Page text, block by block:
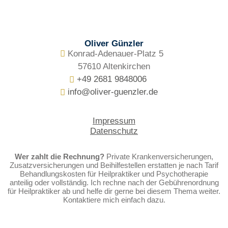
Oliver Günzler
Konrad-Adenauer-Platz 5
57610 Altenkirchen
+49 2681 9848006
info@oliver-guenzler.de
Impressum
Datenschutz
Wer zahlt die Rechnung? Private Krankenversicherungen,
Zusatzversicherungen und Beihilfestellen erstatten je nach Tarif
Behandlungskosten für Heilpraktiker und Psychotherapie
anteilig oder vollständig. Ich rechne nach der Gebührenordnung
für Heilpraktiker ab und helfe dir gerne bei diesem Thema weiter.
Kontaktiere mich einfach dazu.